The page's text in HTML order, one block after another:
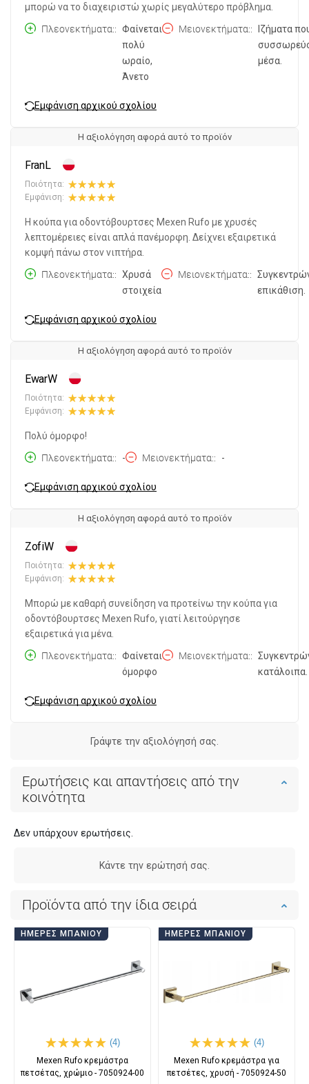
μπορώ να το διαχειριστώ χωρίς μεγαλύτερο πρόβλημα.
Πλεονεκτήματα:
Φαίνεται
πολύ
ωραίο,
Άνετο
Μειονεκτήματα:
Ιζήματα
μέσα.
Εμφάνιση αρχικού σχολίου
Η αξιολόγηση αφορά αυτό το προϊόν
FranL
Ποιότητα:
Εμφάνιση:
Η κούπα για οδοντόβουρτσες Mexen Rufo με χρυσές
λεπτομέρειες είναι απλά πανέμορφη. Δείχνει εξαιρετικά
κομψή πάνω στον νιπτήρα.
Πλεονεκτήματα:
Χρυσά
στοιχεία
Μειονεκτήματα:
επικάθιση.
Εμφάνιση αρχικού σχολίου
Η αξιολόγηση αφορά αυτό το προϊόν
EwarW
Ποιότητα:
Εμφάνιση:
Πολύ όμορφο!
Πλεονεκτήματα:
- Μειονεκτήματα: -
Εμφάνιση αρχικού σχολίου
Η αξιολόγηση αφορά αυτό το προϊόν
ZofiW
Ποιότητα:
Εμφάνιση:
Μπορώ με καθαρή συνείδηση να προτείνω την κούπα για
οδοντόβουρτσες Mexen Rufo, γιατί λειτούργησε
εξαιρετικά για μένα.
Πλεονεκτήματα:
Φαίνεται
όμορφο
Μειονεκτήματα:
κατάλοιπα.
Εμφάνιση αρχικού σχολίου
Γράψτε την αξιολόγησή σας.
Ερωτήσεις και απαντήσεις από την
κοινότητα
Δεν υπάρχουν ερωτήσεις.
Κάντε την ερώτησή σας.
Προϊόντα από την ίδια σειρά
ΗΜΈΡΕΣ ΜΠΆΝΙΟΥ
(4)
Mexen Rufo κρεμάστρα
πετσέτας, χρώμιο - 7050924-00
ΗΜΈΡΕΣ ΜΠΆΝΙΟΥ
(4)
Mexen Rufo κρεμάστρα για
πετσέτες, χρυσή - 7050924-50